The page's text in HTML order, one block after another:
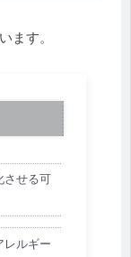
ます。
させる可
レルギー